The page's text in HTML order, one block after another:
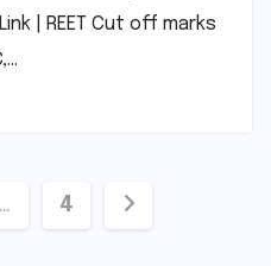
| REET Cut off marks
… 4